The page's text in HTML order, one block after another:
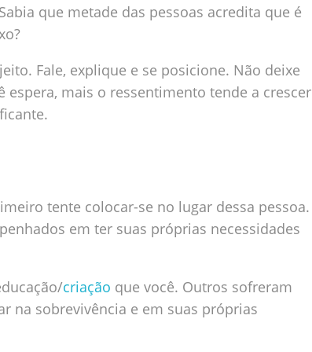
que metade das pessoas acredita que é
Fale, explique e se posicione. Não deixe
mais o ressentimento tende a crescer
tente colocar-se no lugar dessa pessoa.
em ter suas próprias necessidades
criação que você. Outros sofreram
na sobrevivência e em suas próprias